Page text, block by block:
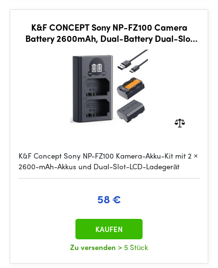
K&F CONCEPT Sony NP-FZ100 Camera
Battery 2600mAh, Dual-Battery Dual-Slot
LCD Charger Set
K&F Concept Sony NP-FZ100 Kamera-Akku-Kit mit 2 ×
2600-mAh-Akkus und Dual-Slot-LCD-Ladegerät
58 €
Zu versenden > 5 Stück
KAUFEN